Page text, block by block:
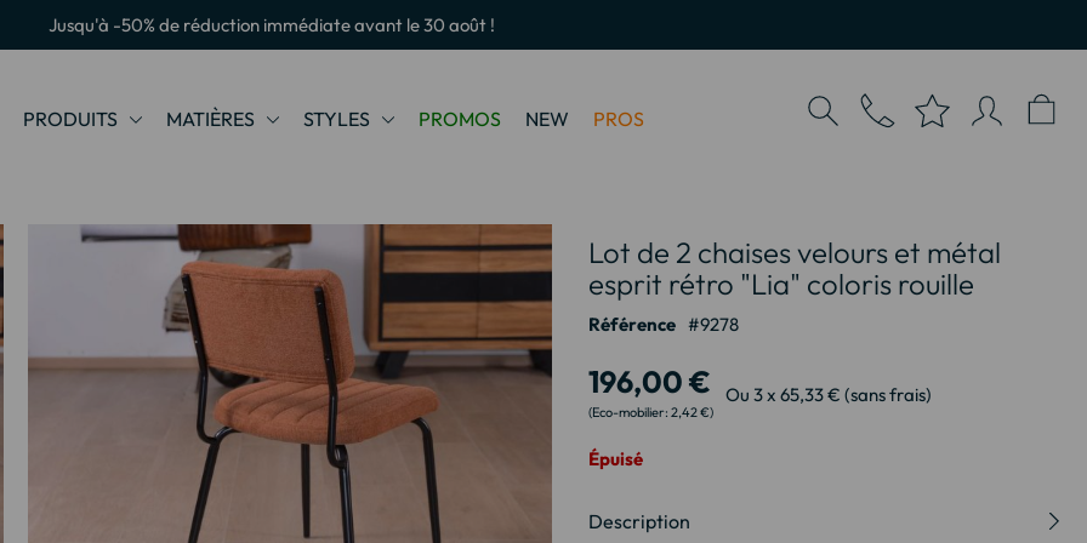
Jusqu'à -50% de réduction immédiate avant le 30 août !
PRODUITS MATIÈRES STYLES PROMOS NEW PROS
Lot de 2 chaises velours et métal
esprit rétro "Lia" coloris rouille
Référence 9278
196,00 €
2,42 €
Ou 3 x 65,33 € (sans frais)
Épuisé
Description